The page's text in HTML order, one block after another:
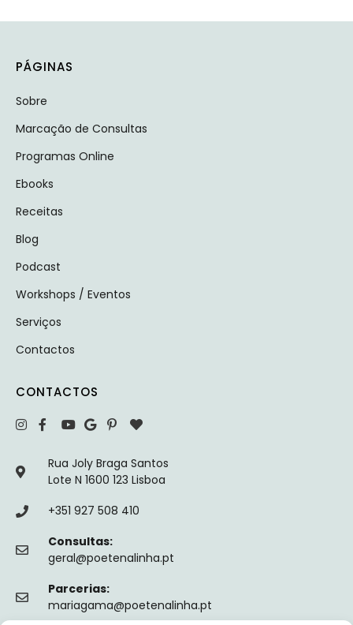
PÁGINAS
Sobre
Marcação de Consultas
Programas Online
Ebooks
Receitas
Blog
Podcast
Workshops / Eventos
Serviços
Contactos
CONTACTOS
Rua Joly Braga Santos
Lote N 1600 123 Lisboa
+351 927 508 410
Consultas:
geral@poetenalinha.pt
Parcerias:
mariagama@poetenalinha.pt